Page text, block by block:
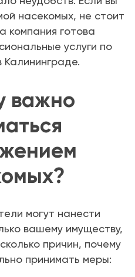
насекомых, не стоит
компания готова
услуги по
Калининграде.
важно
могут нанести
вашему имуществу,
причин, почему
принимать меры: